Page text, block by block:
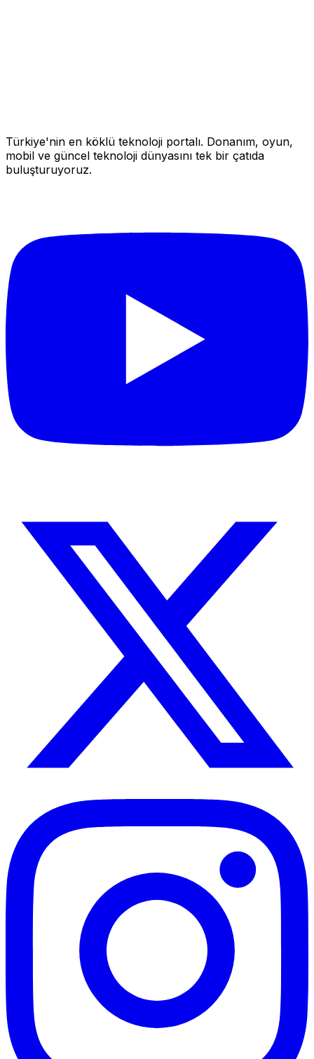
Türkiye'nin en köklü teknoloji portalı. Donanım, oyun,
mobil ve güncel teknoloji dünyasını tek bir çatıda
buluşturuyoruz.